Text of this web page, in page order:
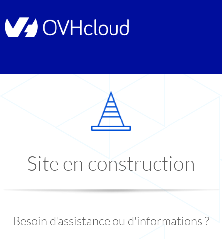
Site en construction
Besoin d'assistance ou d'informations ?